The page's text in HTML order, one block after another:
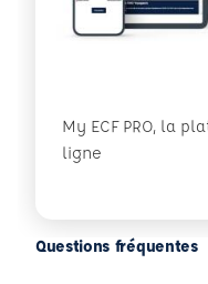
My ECF PRO, la
ligne
Questions fréquentes